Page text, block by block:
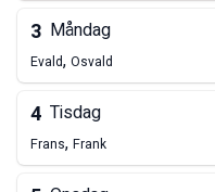
3 Måndag
Evald, Osvald
4 Tisdag
Frans, Frank